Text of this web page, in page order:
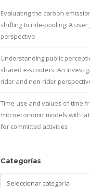
Evaluating the carbon
shifting to ride-pooling: A user
perspective
Understanding public
shared e-scooters: An
rider and non-rider
Time-use and values of time
microeconomic models with
for committed activities
Categorías